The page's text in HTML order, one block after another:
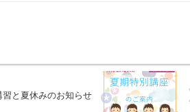
習と夏休みのお知らせ